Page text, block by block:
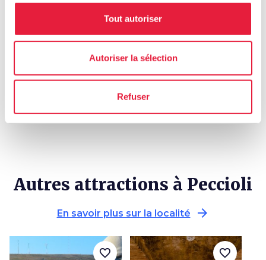
Tout autoriser
Autoriser la sélection
Refuser
Suivre sur les réseaux
Autres attractions à Peccioli
En savoir plus sur la localité arrow_forward
favorite_border favorite_border